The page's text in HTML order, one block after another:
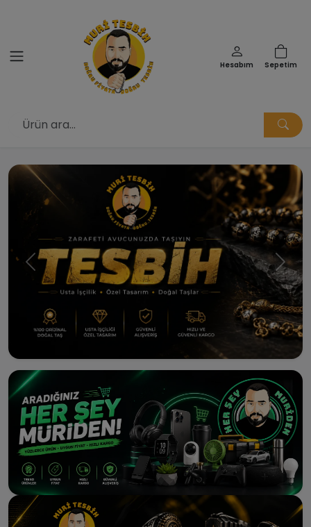
Hesabım Sepetim
Muri Tesbih | Doğru Fiyata